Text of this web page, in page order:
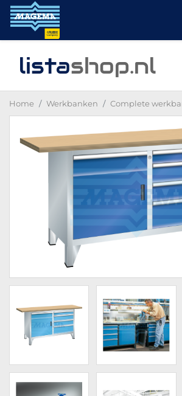
listashop.nl
Home Werkbanken Complete